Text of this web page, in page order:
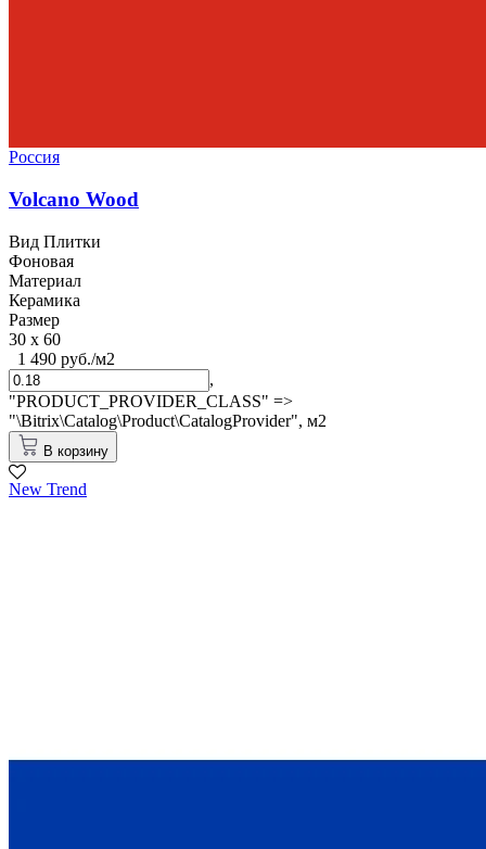
Россия
Volcano Wood
Вид Плитки
Фоновая
Материал
Керамика
Размер
30 x 60
1 490 руб./м2
,
"PRODUCT_PROVIDER_CLASS" =>
"\Bitrix\Catalog\Product\CatalogProvider", м2
В корзину
New Trend